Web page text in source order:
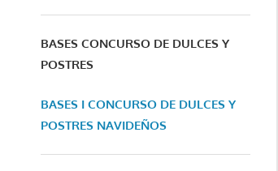
BASES CONCURSO DE DULCES Y
POSTRES
BASES I CONCURSO DE DULCES Y
POSTRES NAVIDEÑOS